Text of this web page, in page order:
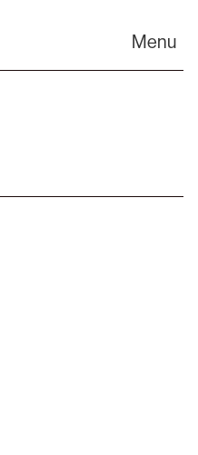
Menu